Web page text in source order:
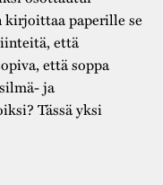
kirjoittaa paperille se
että
että soppa
ja
Tässä yksi